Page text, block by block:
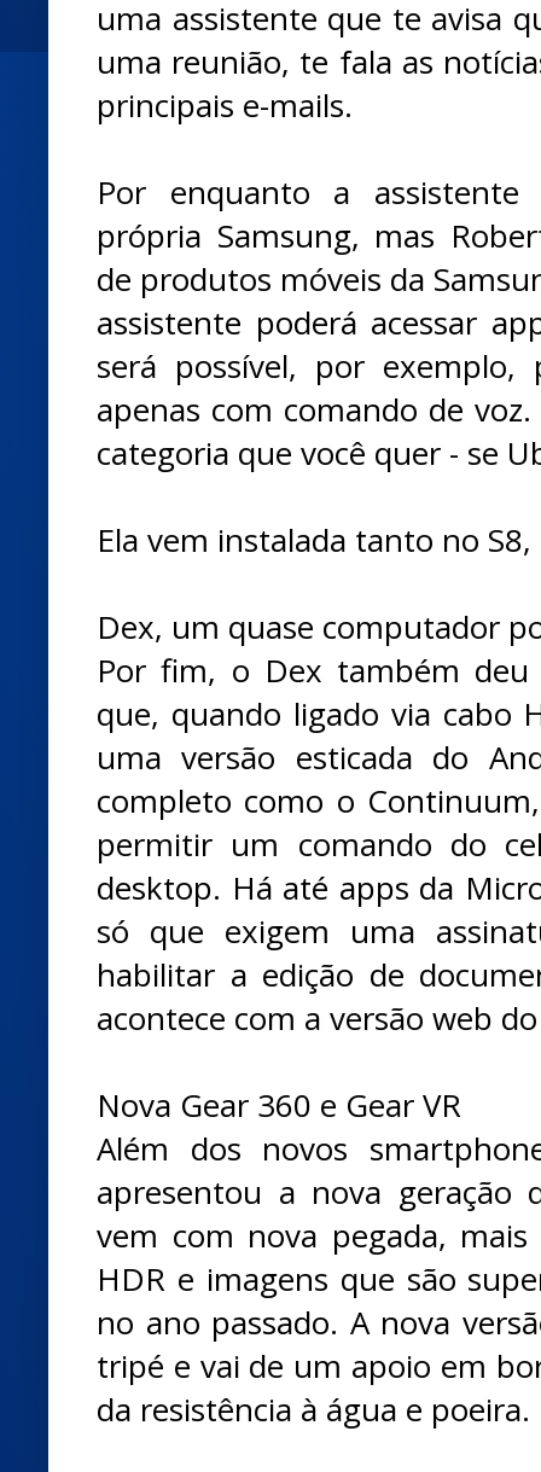
uma assistente que te avisa
uma reunião, te fala as
principais e-mails.
Por enquanto a
própria Samsung, mas
de produtos móveis da
assistente poderá acessar
será possível, por
apenas com comando de
categoria que você quer - se
Ela vem instalada tanto no
Dex, um quase computador
Por fim, o Dex também
que, quando ligado via cabo
uma versão esticada do
completo como o
permitir um comando do
desktop. Há até apps da
só que exigem uma
habilitar a edição de
acontece com a versão web
Nova Gear 360 e Gear VR
Além dos novos
apresentou a nova geração
vem com nova pegada,
HDR e imagens que são
no ano passado. A nova
tripé e vai de um apoio em
da resistência à água e poeira.